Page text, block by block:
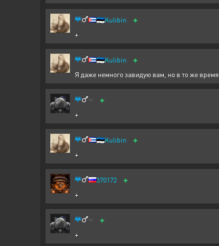
🇪🇪Kulibin +
+
🇪🇪Kulibin +
Я даже немного завидую вам, но в то же
+
+
🇪🇪Kulibin +
+
370172 +
+
+
+